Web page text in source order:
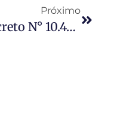
Próximo
Decreto N° 10.422 – Acordos De Redução Proporcional De Jornada E Salário E De Suspensão Temporária Do Contrato